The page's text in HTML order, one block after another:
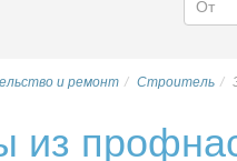
и ремонт Строитель
из